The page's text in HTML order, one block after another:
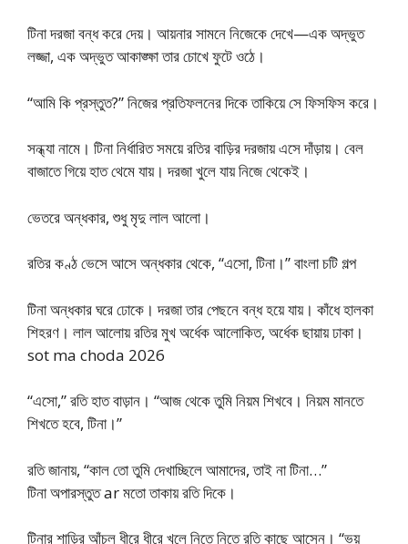
টিনা দরজা বন্ধ করে দেয়। আয়নার সামনে নিজেকে দেখে—এক অদ্ভুত
লজ্জা, এক অদ্ভুত আকাঙ্ক্ষা তার চোখে ফুটে ওঠে।
“আমি কি প্রস্তুত?” নিজের প্রতিফলনের দিকে তাকিয়ে সে ফিসফিস করে।
সন্ধ্যা নামে। টিনা নির্ধারিত সময়ে রতির বাড়ির দরজায় এসে দাঁড়ায়। বেল
বাজাতে গিয়ে হাত থেমে যায়। দরজা খুলে যায় নিজে থেকেই।
ভেতরে অন্ধকার, শুধু মৃদু লাল আলো।
রতির কণ্ঠ ভেসে আসে অন্ধকার থেকে, “এসো, টিনা।” বাংলা চটি গল্প
টিনা অন্ধকার ঘরে ঢোকে। দরজা তার পেছনে বন্ধ হয়ে যায়। কাঁধে হালকা
শিহরণ। লাল আলোয় রতির মুখ অর্ধেক আলোকিত, অর্ধেক ছায়ায় ঢাকা।
sot ma choda 2026
“এসো,” রতি হাত বাড়ান। “আজ থেকে তুমি নিয়ম শিখবে। নিয়ম মানতে
শিখতে হবে, টিনা।”
রতি জানায়, “কাল তো তুমি দেখাচ্ছিলে আমাদের, তাই না টিনা…”
টিনা অপারস্তুত ar মতো তাকায় রতি দিকে।
টিনার শাড়ির আঁচল ধীরে ধীরে খুলে নিতে নিতে রতি কাছে আসেন। “ভয়